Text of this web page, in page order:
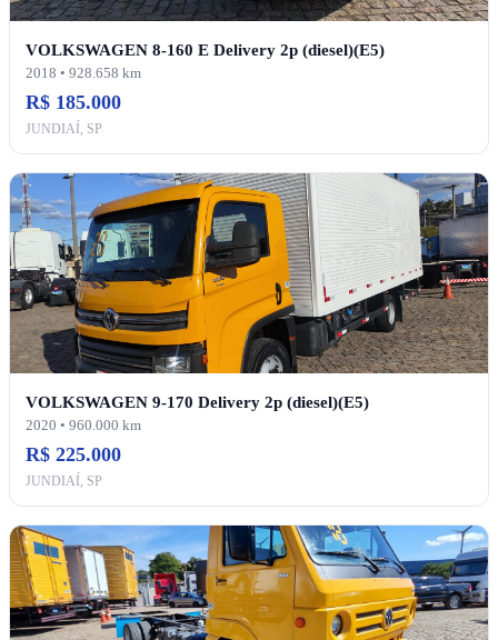
VOLKSWAGEN 8-160 E Delivery 2p (diesel)(E5)
2018 • 928.658 km
R$ 185.000
JUNDIAÍ, SP
VOLKSWAGEN 9-170 Delivery 2p (diesel)(E5)
2020 • 960.000 km
R$ 225.000
JUNDIAÍ, SP